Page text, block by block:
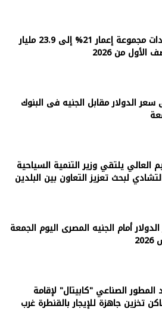
ارتفاع إيرادات مجموعة إعمار 21% إلى 23.9 مليار
من 2026
الدولار مقابل الجنيه فى البنوك
العالي يلتقي وزير التنمية السياحية
لبحث تعزيز التعاون بين البلدين
أمام الجنيه المصرى اليوم الجمعة
الصناعي "كابيتال" لإقامة
تخزين جاهزة للإيجار بالقنطرة غرب